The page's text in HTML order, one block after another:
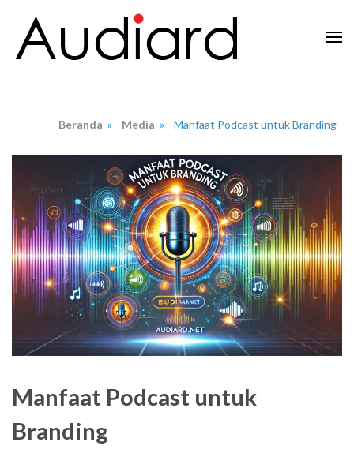
konten
Beranda » Media » Manfaat Podcast untuk Branding
Manfaat Podcast untuk
Branding